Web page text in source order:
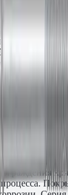
из стали
в камере
—
под
формирует
без
или
при
панелей на
серии SP
толстым